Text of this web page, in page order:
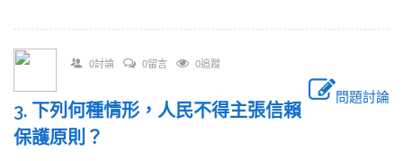
0討論 0留言 0追蹤
問題討論
3. 下列何種情形，人民不得主張信賴
保護原則？